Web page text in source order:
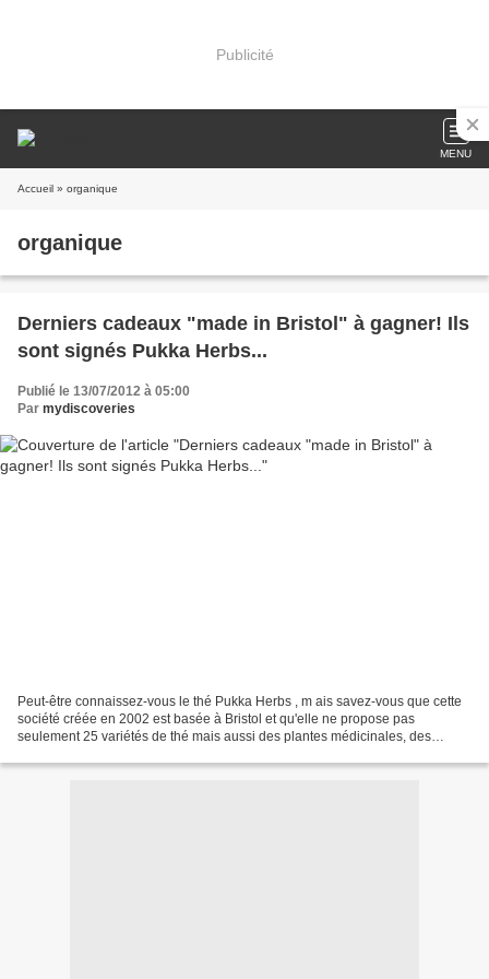
Publicité
MENU
Accueil » organique
organique
Derniers cadeaux "made in Bristol" à gagner! Ils
sont signés Pukka Herbs...
Publié le 13/07/2012 à 05:00
Par mydiscoveries
Peut-être connaissez-vous le thé Pukka Herbs , m ais savez-vous que cette
société créée en 2002 est basée à Bristol et qu'elle ne propose pas
seulement 25 variétés de thé mais aussi des plantes médicinales, des